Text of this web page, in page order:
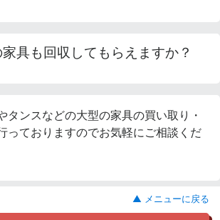
具も回収してもらえますか？
タンスなどの大型の家具の買い取り・
っておりますのでお気軽にご相談くだ
▲ メニューに戻る